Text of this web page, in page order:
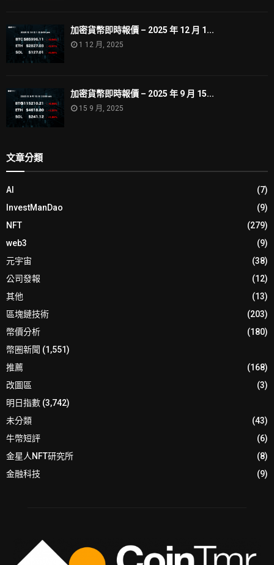
加密貨幣即時報價 – 2025 年 12 月 1...
1 12 月, 2025
加密貨幣即時報價 – 2025 年 9 月 15...
15 9 月, 2025
文章分類
AI
(7)
InvestManDao
(9)
NFT
(279)
web3
(9)
元宇宙
(38)
公司發報
(12)
其他
(13)
區塊鏈技術
(203)
幣價分析
(180)
幣圈新聞 (1,551)
推薦
(168)
改圖區
(3)
明日指數 (3,742)
未分類
(43)
牛幣短評
(6)
金星人NFT研究所
(8)
金融科技
(9)